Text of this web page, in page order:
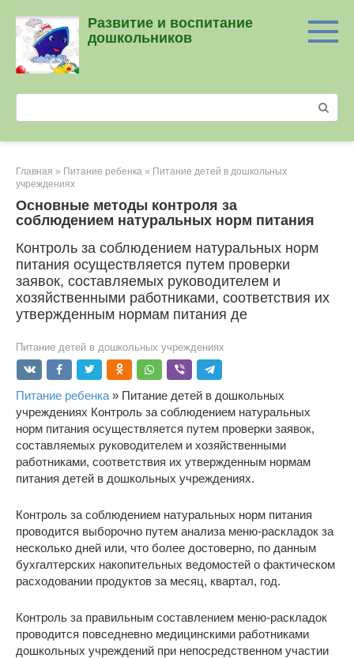
контенту
Развитие и воспитание
дошкольников
Главная » Питание ребенка » Питание детей в дошкольных
учреждениях
Основные методы контроля за
соблюдением натуральных норм питания
Контроль за соблюдением натуральных норм
питания осуществляется путем проверки
заявок, составляемых руководителем и
хозяйственными работниками, соответствия их
утвержденным нормам питания де
Питание детей в дошкольных учреждениях
Питание ребенка » Питание детей в дошкольных
учреждениях Контроль за соблюдением натуральных
норм питания осуществляется путем проверки заявок,
составляемых руководителем и хозяйственными
работниками, соответствия их утвержденным нормам
питания детей в дошкольных учреждениях.
Контроль за соблюдением натуральных норм питания
проводится выборочно путем анализа меню-раскладок за
несколько дней или, что более достоверно, по данным
бухгалтерских накопительных ведомостей о фактическом
расходовании продуктов за месяц, квартал, год.
Контроль за правильным составлением меню-раскладок
проводится повседневно медицинскими работниками
дошкольных учреждений при непосредственном участии